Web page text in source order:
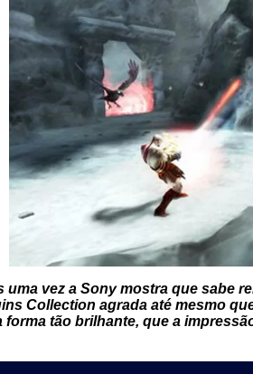
uma vez a Sony mostra que sabe
Collection agrada até mesmo
forma tão brilhante, que a